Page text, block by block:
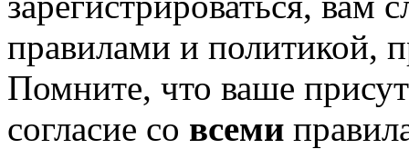
правилами и политикой,
Помните, что ваше
согласие со всеми